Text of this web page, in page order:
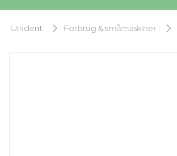
Unident Forbrug & småmaskiner